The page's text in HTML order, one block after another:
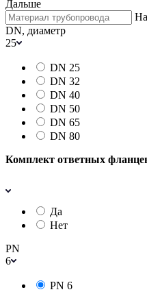
Дальше
DN, диаметр
25
DN 25
DN 32
DN 40
DN 50
DN 65
DN 80
Комплект ответных
Да
Нет
PN
6
PN 6